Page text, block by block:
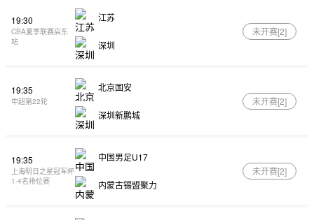
19:30
CBA夏季联赛启东
站
江苏
深圳
未开赛[2]
19:35
中超第22轮
北京国安
深圳新鹏城
未开赛[2]
19:35
上海明日之星冠军杯
1-4名排位赛
中国男足U17
内蒙古锡盟聚力
未开赛[2]